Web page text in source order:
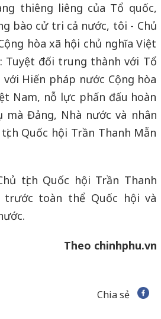
thiêng liêng của Tổ quốc,
bào cử tri cả nước, tôi - Chủ
hòa xã hội chủ nghĩa Việt
Tuyệt đối trung thành với Tổ
Hiến pháp nước Cộng hòa
Nam, nỗ lực phấn đấu hoàn
Đảng, Nhà nước và nhân
Quốc hội Trần Thanh Mẫn
tịch Quốc hội Trần Thanh
toàn thể Quốc hội và
Theo chinhphu.vn
Chia sẻ